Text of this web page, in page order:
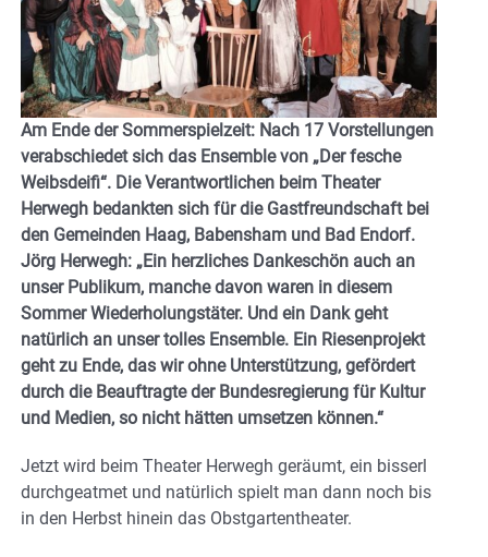
Am Ende der Sommerspielzeit: Nach 17 Vorstellungen
verabschiedet sich das Ensemble von „Der fesche
Weibsdeifi“. Die Verantwortlichen beim Theater
Herwegh bedankten sich für die Gastfreundschaft bei
den Gemeinden Haag, Babensham und Bad Endorf.
Jörg Herwegh: „Ein herzliches Dankeschön auch an
unser Publikum, manche davon waren in diesem
Sommer Wiederholungstäter. Und ein Dank geht
natürlich an unser tolles Ensemble. Ein Riesenprojekt
geht zu Ende, das wir ohne Unterstützung, gefördert
durch die Beauftragte der Bundesregierung für Kultur
und Medien, so nicht hätten umsetzen können.“
Jetzt wird beim Theater Herwegh geräumt, ein bisserl
durchgeatmet und natürlich spielt man dann noch bis
in den Herbst hinein das Obstgartentheater.